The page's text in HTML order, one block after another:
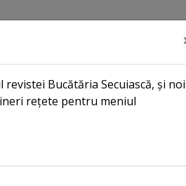
Bucătăria Secuiască, și noi
rețete pentru meniul